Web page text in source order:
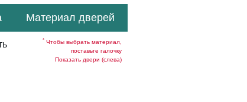
Материал дверей
* Чтобы выбрать материал,
поставьте галочку
Показать двери (слева)